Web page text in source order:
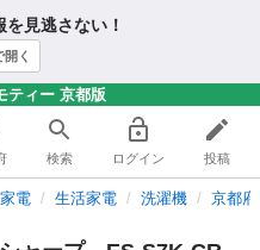
見逃さない！
開く
ティー 京都版
検索 ログイン 投稿
家電 生活家電 洗濯機 京都